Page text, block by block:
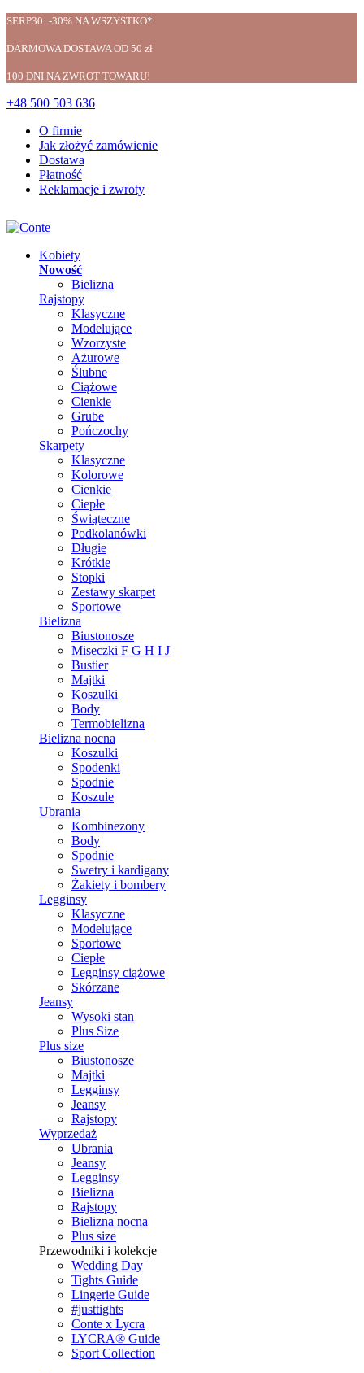
SERP30: -30% NA WSZYSTKO*
DARMOWA DOSTAWA OD 50 zł
100 DNI NA ZWROT TOWARU!
+48 500 503 636
O firmie
Jak złożyć zamówienie
Dostawa
Płatność
Reklamacje i zwroty
Kobiety
Nowość
Bielizna
Rajstopy
Klasyczne
Modelujące
Wzorzyste
Ażurowe
Ślubne
Ciążowe
Cienkie
Grube
Pończochy
Skarpety
Klasyczne
Kolorowe
Cienkie
Ciepłe
Świąteczne
Podkolanówki
Długie
Krótkie
Stopki
Zestawy skarpet
Sportowe
Bielizna
Biustonosze
Miseczki F G H I J
Bustier
Majtki
Koszulki
Body
Termobielizna
Bielizna nocna
Koszulki
Spodenki
Spodnie
Koszule
Ubrania
Kombinezony
Body
Spodnie
Swetry i kardigany
Żakiety i bombery
Legginsy
Klasyczne
Modelujące
Sportowe
Ciepłe
Legginsy ciążowe
Skórzane
Jeansy
Wysoki stan
Plus Size
Plus size
Biustonosze
Majtki
Legginsy
Jeansy
Rajstopy
Wyprzedaż
Ubrania
Jeansy
Legginsy
Bielizna
Rajstopy
Bielizna nocna
Plus size
Przewodniki i kolekcje
Wedding Day
Tights Guide
Lingerie Guide
#justtights
Conte x Lycra
LYCRA® Guide
Sport Сollection